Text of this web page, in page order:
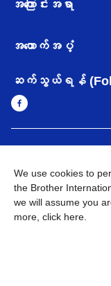
အကြောင်းအရာ
အထောက်အပံ့
ဆက်သွယ်ရန်
အချက်အလက်မူဝါဒ
Brother Global ဝက်ဆိုဒ်သို့သွ
We use cookies to
the Brother
we will assume you
more, click here